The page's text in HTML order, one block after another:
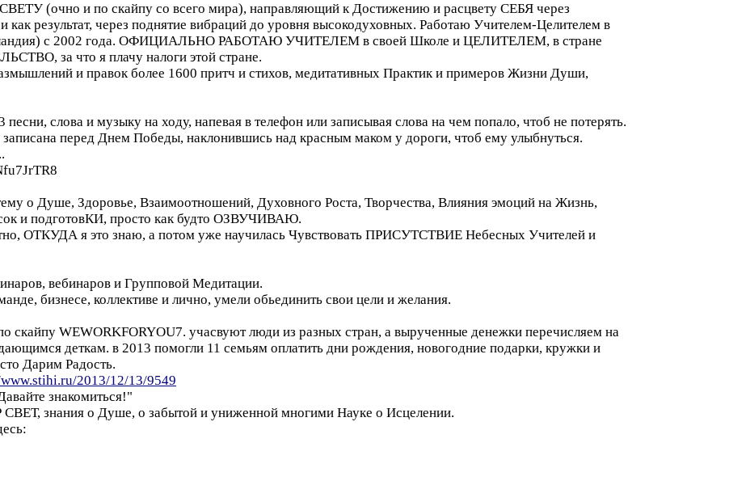
(очно и по скайпу со всего мира), направляющий к Достижению и расцвету СЕБЯ через
результат, через поднятие вибраций до уровня высокодуховных. Работаю Учителем-Целителем в
с 2002 года. ОФИЦИАЛЬНО РАБОТАЮ УЧИТЕЛЕМ в своей Школе и ЦЕЛИТЕЛЕМ, в стране
за что я плачу налоги этой стране.
и правок более 1600 притч и стихов, медитативных Практик и примеров Жизни Души,
слова и музыку на ходу, напевая в телефон или записывая слова на чем попало, чтоб не потерять.
перед Днем Победы, наклонившись над красным маком у дороги, чтоб ему улыбнуться.
о Душе, Здоровье, Взаимоотношений, Духовного Роста, Творчества, Влияния эмоций на Жизнь,
и подготовКИ, просто как будто ОЗВУЧИВАЮ.
ОТКУДА я это знаю, а потом уже научилась Чувствовать ПРИСУТСТВИЕ Небесных Учителей и
вебинаров и Групповой Медитации.
бизнесе, коллективе и лично, умели обьединить свои цели и желания.
WEWORKFORYOU7. учасвуют люди из разных стран, а вырученные денежки перечисляем на
деткам. в 2013 помогли 11 семьям оплатить дни рождения, новогодние подарки, кружки и
Дарим Радость.
2013/12/13/9549
знакомиться!"
СВЕТ, знания о Душе, о забытой и униженной многими Науке о Исцелении.